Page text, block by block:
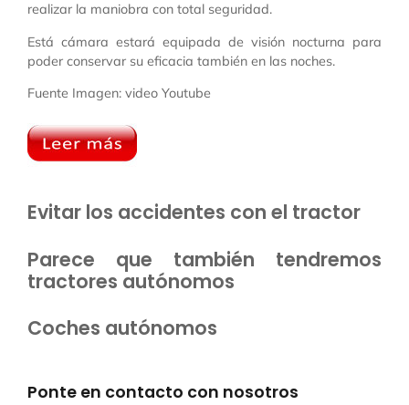
realizar la maniobra con total seguridad.
Está cámara estará equipada de visión nocturna para
poder conservar su eficacia también en las noches.
Fuente Imagen: video Youtube
Evitar los accidentes con el tractor
Parece que también tendremos
tractores autónomos
Coches autónomos
Ponte en contacto con nosotros